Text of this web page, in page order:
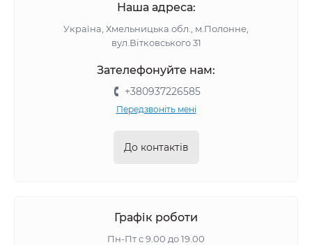
Наша адреса:
Україна, Хмельницька обл., м.Полонне,
вул.Вітковського 31
Зателефонуйте нам:
+380937226585
Передзвоніть мені
До контактів
Графік роботи
Пн-Пт с 9.00 до 19.00